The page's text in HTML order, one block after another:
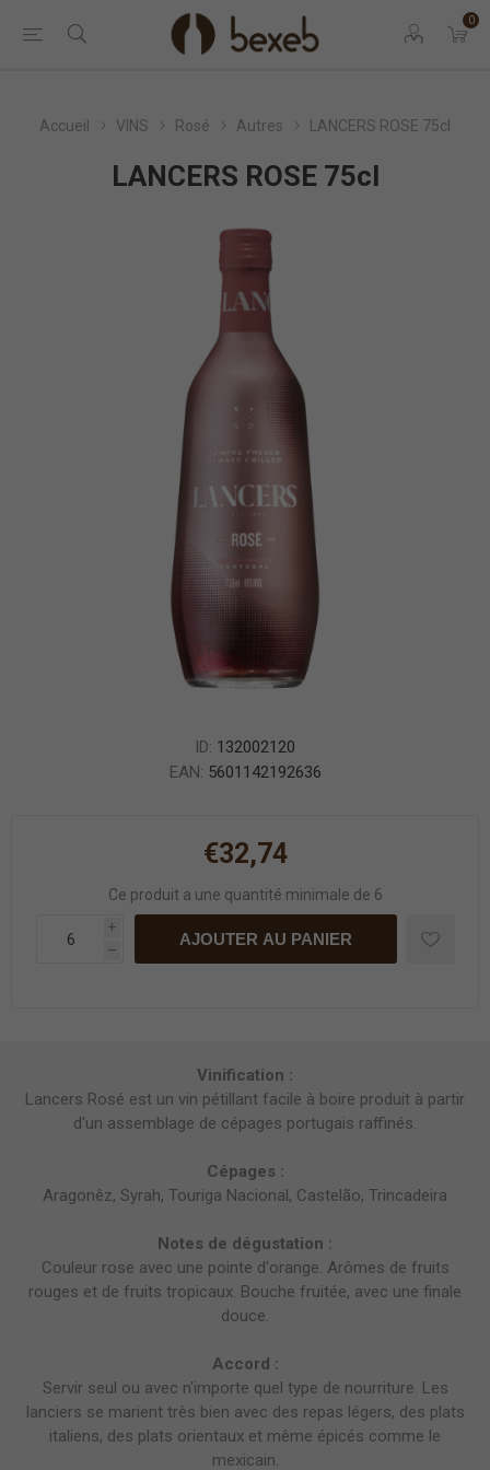
0
Accueil VINS Rosé Autres LANCERS ROSE 75cl
LANCERS ROSE 75cl
ID: 132002120
EAN: 5601142192636
€32,74
Ce produit a une quantité minimale de 6
i
h
AJOUTER AU PANIER
Vinification :
Lancers Rosé est un vin pétillant facile à boire produit à partir
d'un assemblage de cépages portugais raffinés.
Cépages :
Aragonêz, Syrah, Touriga Nacional, Castelão, Trincadeira
Notes de dégustation :
Couleur rose avec une pointe d'orange. Arômes de fruits
rouges et de fruits tropicaux. Bouche fruitée, avec une finale
douce.
Accord :
Servir seul ou avec n'importe quel type de nourriture. Les
lanciers se marient très bien avec des repas légers, des plats
italiens, des plats orientaux et même épicés comme le
mexicain.